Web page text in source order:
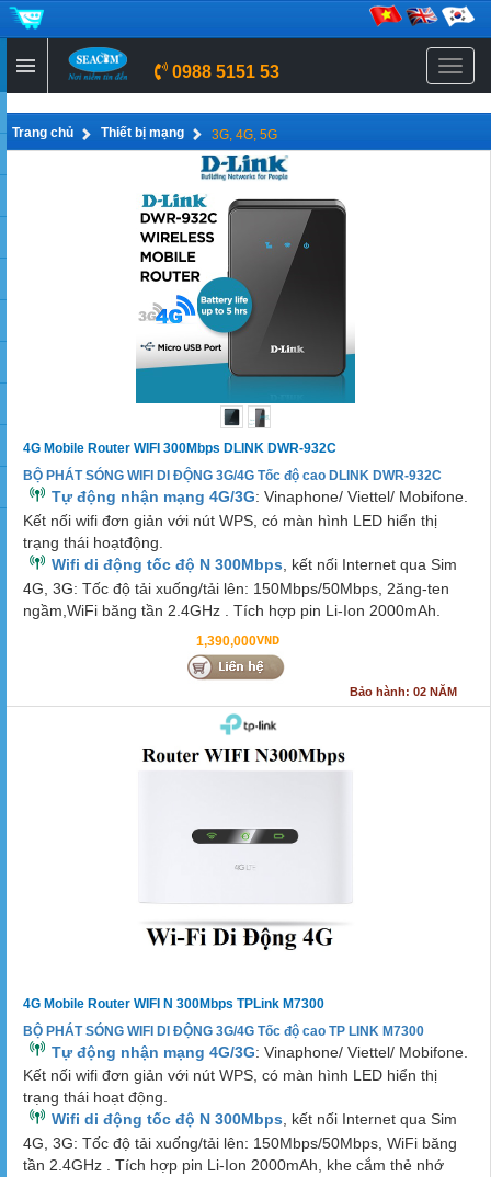
Menu
0988 5151 53
Trang chủ Thiết bị mạng 3G, 4G, 5G
4G Mobile Router WIFI 300Mbps DLINK DWR-932C
BỘ PHÁT SÓNG WIFI DI ĐỘNG 3G/4G Tốc độ cao DLINK DWR-932C
Tự động nhận mạng 4G/3G: Vinaphone/ Viettel/ Mobifone.
Kết nối wifi đơn giản với nút WPS, có màn hình LED hiển thị
trạng thái hoạtđộng.
Wifi di động tốc độ N 300Mbps , kết nối Internet qua Sim
4G, 3G: Tốc độ tải xuống/tải lên: 150Mbps/50Mbps, 2ăng-ten
ngầm,WiFi băng tần 2.4GHz . Tích hợp pin Li-Ion 2000mAh.
1,390,000VND
Bảo hành: 02 NĂM
4G Mobile Router WIFI N 300Mbps TPLink M7300
BỘ PHÁT SÓNG WIFI DI ĐỘNG 3G/4G Tốc độ cao TP LINK M7300
Tự động nhận mạng 4G/3G: Vinaphone/ Viettel/ Mobifone.
Kết nối wifi đơn giản với nút WPS, có màn hình LED hiển thị
trạng thái hoạt động.
Wifi di động tốc độ N 300Mbps, kết nối Internet qua Sim
4G, 3G: Tốc độ tải xuống/tải lên: 150Mbps/50Mbps, WiFi băng
tần 2.4GHz . Tích hợp pin Li-Ion 2000mAh, khe cắm thẻ nhớ